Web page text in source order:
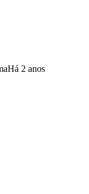
Há 2 anos